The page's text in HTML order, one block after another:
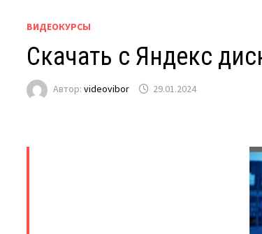
ВИДЕОКУРСЫ
Скачать с Яндекс
Автор:videovibor 29.01.2024